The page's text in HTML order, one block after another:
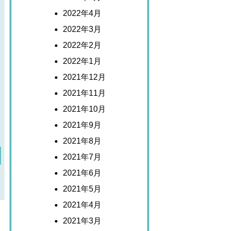
2022年4月
2022年3月
2022年2月
2022年1月
2021年12月
2021年11月
2021年10月
2021年9月
2021年8月
2021年7月
2021年6月
2021年5月
2021年4月
2021年3月